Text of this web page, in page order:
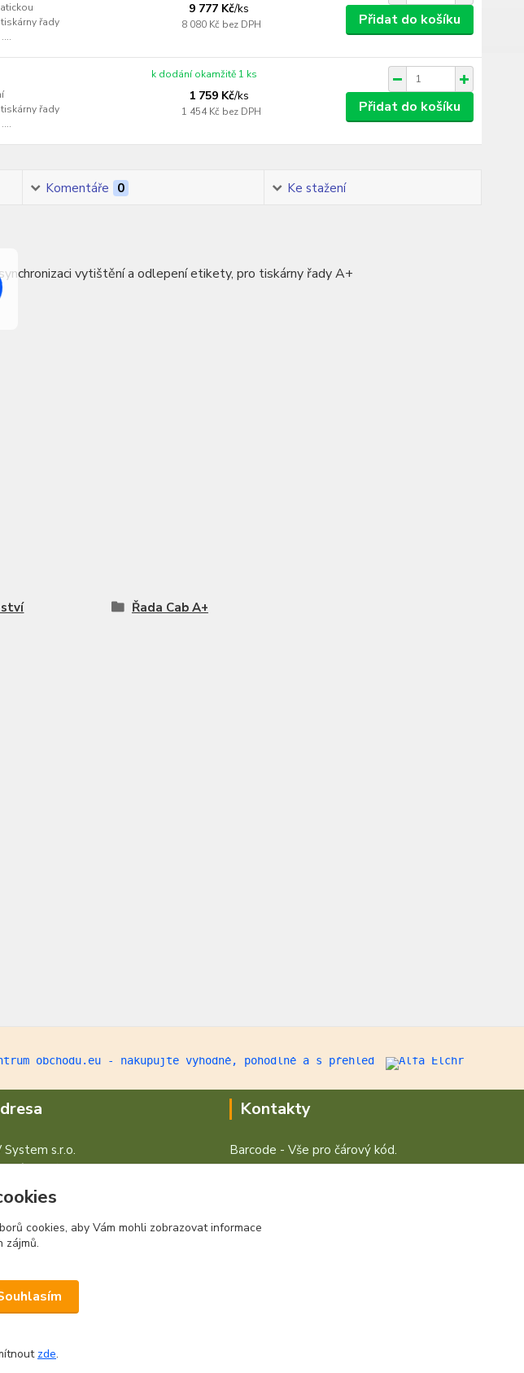
řady
9 777 Kč/ks
8 080 Kč bez DPH Přidat do košíku
řady
1 759 Kč/ks
1 454 Kč bez DPH
k dodání okamžitě 1 ks
Přidat do košíku
Komentáře 0 Ke stažení
vytištění a odlepení etikety, pro tiskárny řady A+
Řada Cab A+
System s.r.o.
776/ 30
01 Ústí nad Labem
Kontakty
Barcode - Vše pro čárový kód.
cookies, aby Vám mohli zobrazovat informace
zájmů.
zde.